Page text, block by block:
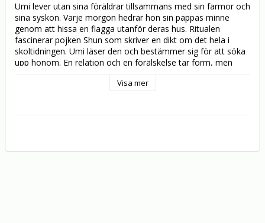
Umi lever utan sina föräldrar tillsammans med sin farmor och
sina syskon. Varje morgon hedrar hon sin pappas minne
genom att hissa en flagga utanför deras hus. Ritualen
fascinerar pojken Shun som skriver en dikt om det hela i
skoltidningen. Umi läser den och bestämmer sig för att söka
upp honom. En relation och en förälskelse tar form, men
betydelse för deras framtid.Visa mer